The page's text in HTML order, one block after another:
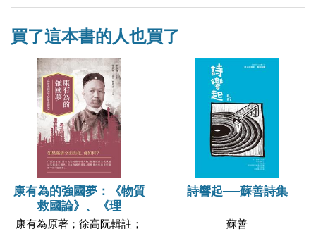
買了這本書的人也買了
康有為的強國夢：《物質
救國論》、《理
康有為原著；徐高阮輯註；
詩響起──蘇善詩集
蘇善